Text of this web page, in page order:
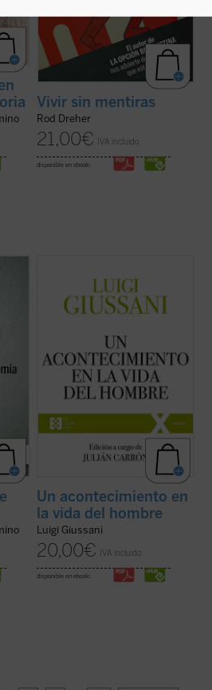
Vivir sin mentiras
Rod Dreher
21,00€ IVA incluido
disponible en ebook:
el cuarto volumen de la serie dedicada a las
lecciones y diálogos de don Luigi Giussani
durante los Ejercicios espirituales de la
Fraternidad de Comunión y Liberación
Un acontecimiento en
la vida del hombre
Luigi Giussani
20,00€ IVA incluido
disponible en ebook: